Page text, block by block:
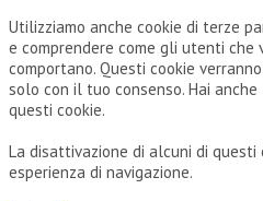
Utilizziamo anche cookie di terze
e comprendere come gli utenti
comportano. Questi cookie
solo con il tuo consenso. Hai
questi cookie.
La disattivazione di alcuni di
esperienza di navigazione.